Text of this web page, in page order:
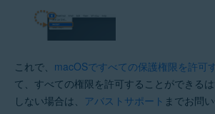
これで、 macOSですべての保護権限を許可
て、すべての権限を許可することができる
しない場合は、 アバストサポート までお問